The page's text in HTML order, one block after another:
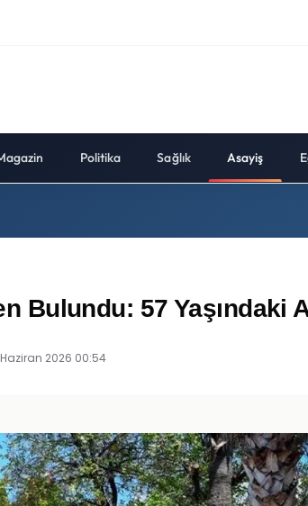
Politika Sağlık Asayiş
Bulundu: 57 Yaşındaki
2026 00:54